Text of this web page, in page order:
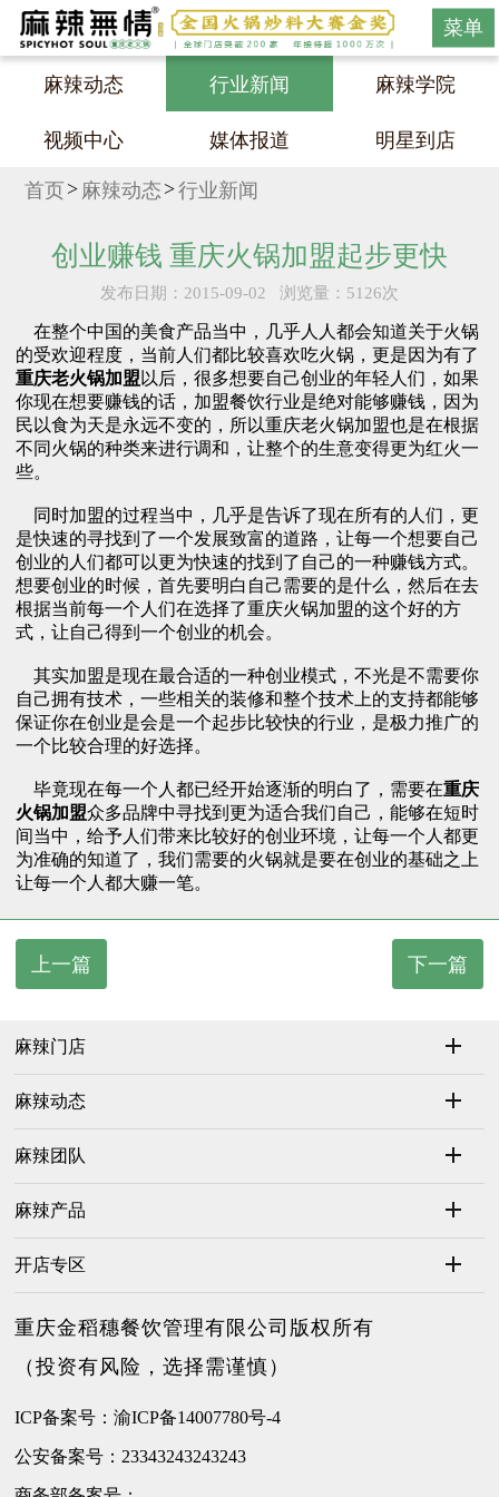
菜单
麻辣动态 行业新闻 麻辣学院
视频中心 媒体报道 明星到店
首页 麻辣动态 行业新闻
创业赚钱 重庆火锅加盟起步更快
发布日期：2015-09-02 浏览量：5126次
在整个中国的美食产品当中，几乎人人都会知道关于火锅
的受欢迎程度，当前人们都比较喜欢吃火锅，更是因为有了
重庆老火锅加盟 以后，很多想要自己创业的年轻人们，如果
你现在想要赚钱的话，加盟餐饮行业是绝对能够赚钱，因为
民以食为天是永远不变的，所以重庆老火锅加盟也是在根据
不同火锅的种类来进行调和，让整个的生意变得更为红火一
些。
同时加盟的过程当中，几乎是告诉了现在所有的人们，更
是快速的寻找到了一个发展致富的道路，让每一个想要自己
创业的人们都可以更为快速的找到了自己的一种赚钱方式。
想要创业的时候，首先要明白自己需要的是什么，然后在去
根据当前每一个人们在选择了重庆火锅加盟的这个好的方
式，让自己得到一个创业的机会。
其实加盟是现在最合适的一种创业模式，不光是不需要你
自己拥有技术，一些相关的装修和整个技术上的支持都能够
保证你在创业是会是一个起步比较快的行业，是极力推广的
一个比较合理的好选择。
毕竟现在每一个人都已经开始逐渐的明白了，需要在重庆
火锅加盟众多品牌中寻找到更为适合我们自己，能够在短时
间当中，给予人们带来比较好的创业环境，让每一个人都更
为准确的知道了，我们需要的火锅就是要在创业的基础之上
让每一个人都大赚一笔。
下一篇
上一篇
麻辣门店
麻辣动态
麻辣团队
麻辣产品
开店专区
重庆金稻穗餐饮管理有限公司版权所有
（投资有风险，选择需谨慎）
ICP备案号：渝ICP备14007780号-4
公安备案号：23343243243243